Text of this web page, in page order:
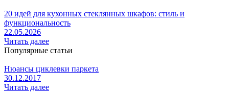
20 идей для кухонных стеклянных шкафов: стиль и
функциональность
22.05.2026
Читать далее
Популярные статьи
Нюансы циклевки паркета
30.12.2017
Читать далее